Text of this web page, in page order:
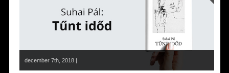
december 7th, 2018 |